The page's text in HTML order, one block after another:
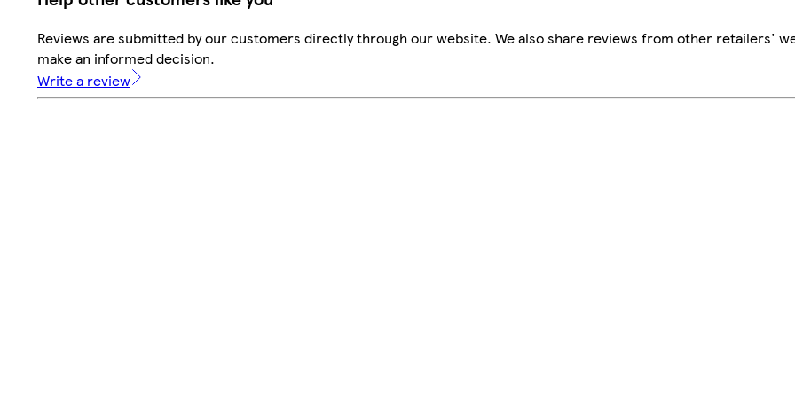
Reviews are submitted by our customers directly through our website. We also share reviews from other retailers'
make an informed decision.
Write a review